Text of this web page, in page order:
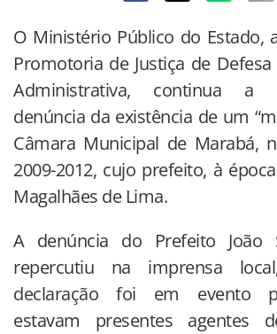
O Ministério Público do Estado,
Promotoria de Justiça de
Administrativa, continua a
denúncia da existência de um
Câmara Municipal de Marabá,
2009-2012, cujo prefeito, à
Magalhães de Lima.
A denúncia do Prefeito João
repercutiu na imprensa
declaração foi em evento
estavam presentes agentes